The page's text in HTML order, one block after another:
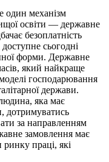
один механізм
освіти — державне
безоплатність
сьогодні
форми. Державне
який найкраще
господарювання
держави.
яка має
дотримуватись
за направленням
замовлення має
ринку праці, які